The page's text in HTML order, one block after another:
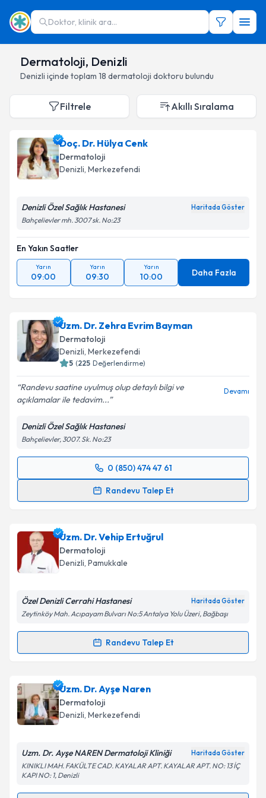
Doktor, klinik ara...
Dermatoloji, Denizli
Denizli içinde toplam 18 dermatoloji doktoru bulundu
Filtrele Akıllı Sıralama
Doç. Dr. Hülya Cenk
Dermatoloji
Denizli, Merkezefendi
Denizli Özel Sağlık Hastanesi Haritada Göster
Bahçelievler mh. 3007 sk. No:23
En Yakın Saatler
Yarın
09:00
Yarın
09:30
Yarın
10:00 Daha Fazla
Uzm. Dr. Zehra Evrim Bayman
Dermatoloji
Denizli, Merkezefendi
5 (225 Değerlendirme)
Randevu saatine uyulmuş olup detaylı bilgi ve
açıklamalar ile tedavim...
Devamı
Denizli Özel Sağlık Hastanesi
Bahçelievler, 3007. Sk. No:23
0 (850) 474 47 61
Randevu Talep Et
Randevu Takvimi Talebi
için bir takvim hazırlandığında e-posta ile
bilgilendireceğiz.
E-posta Adresiniz
Kişisel verilerimin işlenmesine ilişkinAydınlatma
'ni okudum ve kişisel verilerimin belirtilen
kapsamda işlenmesini kabul ediyorum.
Takvim Talebini Gönder
Uzm. Dr. Vehip Ertuğrul
Dermatoloji
Denizli, Pamukkale
Özel Denizli Cerrahi Hastanesi Haritada Göster
Zeytinköy Mah. Acıpayam Bulvarı No:5 Antalya Yolu Üzeri, Bağbaşı
Randevu Talep Et
Randevu Takvimi Talebi
Uzm. Dr. Vehip Ertuğruliçin randevu takvimi talebi
oluşturun. Size bu uzmandan randevu almanız için bir
takvim hazırlandığında e-posta ile bilgilendireceğiz.
Kişisel verilerimin işlenmesine ilişkinAydınlatma
Uzm. Dr. Ayşe Naren
Dermatoloji
Denizli, Merkezefendi
Uzm. Dr. Ayşe NAREN Dermatoloji Kliniği Haritada Göster
KINIKLI MAH. FAKÜLTE CAD. KAYALAR APT. KAYALAR APT. NO: 13 İÇ
KAPI NO: 1, Denizli